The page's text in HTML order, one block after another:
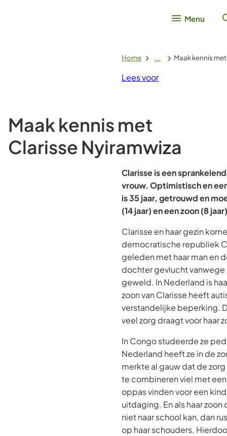
Menu
Home ... Maak kennis
Lees voor
Maak kennis met
Clarisse Nyiramwiza
Clarisse is een
vrouw. Optimistisch en
is 35 jaar, getrouwd en
(14 jaar) en een zoon (8
Clarisse en haar gezin
democratische republiek
geleden met haar man en
dochter gevlucht vanwege
geweld. In Nederland is
zoon van Clarisse heeft
verstandelijke beperking.
veel zorg draagt voor haar
In Congo studeerde ze
Nederland heeft ze in de
merkte al gauw dat de
te combineren viel met
oppas vinden voor een
uitdaging. En als haar
niet naar school kan, dan
op haar schouders.